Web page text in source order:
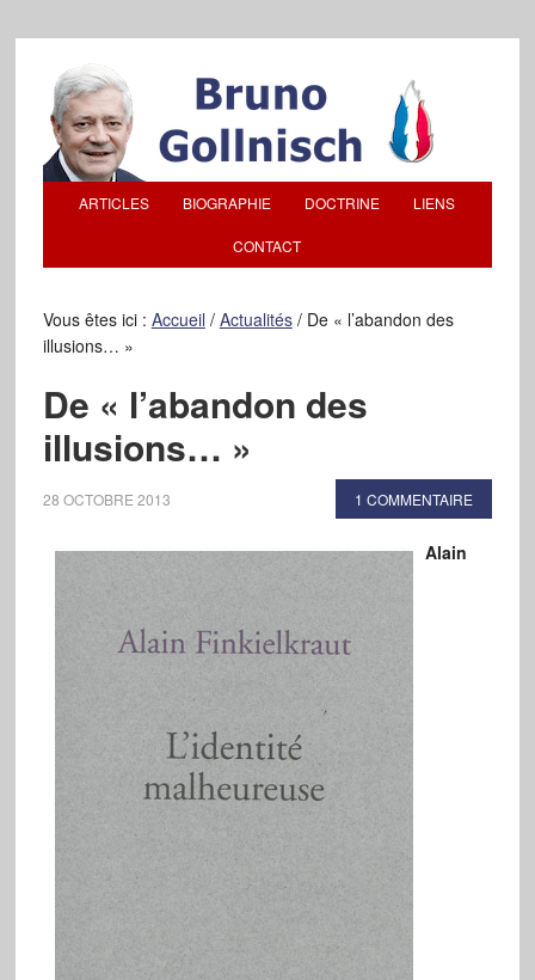
ARTICLES BIOGRAPHIE DOCTRINE LIENS
CONTACT
Vous êtes ici : Accueil / Actualités /De « l’abandon des
illusions… »
De « l’abandon des
illusions… »
28 OCTOBRE 2013 1 COMMENTAIRE
Alain